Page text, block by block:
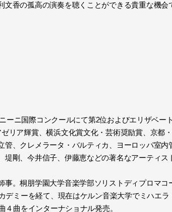
香の孤高の演奏を聴くことができる貴重な機会
ーニ国際コンクールにて第2位およびエリザベ
リア輝賞、横浜文化賞文化・芸術奨励賞、京都
、クレメラータ・バルティカ、ヨーロッパ室
剛、今井信子、伊藤恵などの著名なアーティ
。桐朋学園大学音楽学部ソリストディプロマ
ミーを経て、現在はケルン音楽大学でミハエラ
曲をインターナショナル発売。